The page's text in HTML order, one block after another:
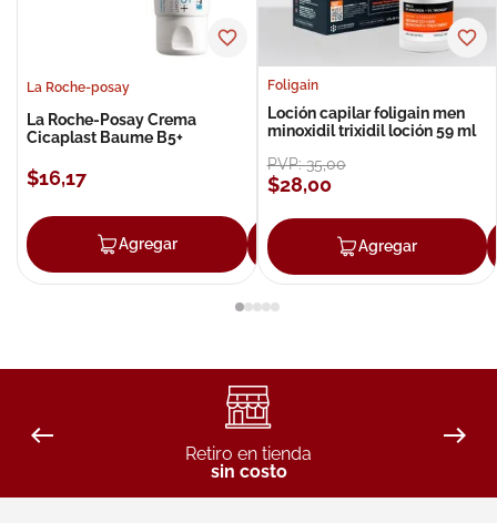
La Roche-posay
La Roche-Posay Crema
Cicaplast Baume B5+
$16,17
Agregar Agregar
Foligain
Loción capilar foligain men
minoxidil trixidil loción 59 ml
PVP:35,00
$28,00
Agregar
Retiro en tienda
sin costo